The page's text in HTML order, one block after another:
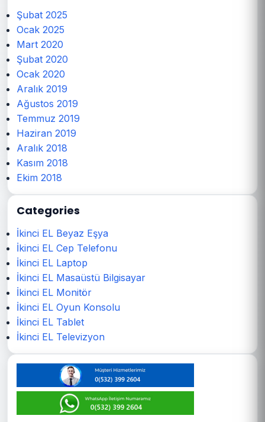
Şubat 2025
Ocak 2025
Mart 2020
Şubat 2020
Ocak 2020
Aralık 2019
Ağustos 2019
Temmuz 2019
Haziran 2019
Aralık 2018
Kasım 2018
Ekim 2018
Categories
İkinci EL Beyaz Eşya
İkinci EL Cep Telefonu
İkinci EL Laptop
İkinci EL Masaüstü Bilgisayar
İkinci EL Monitör
İkinci EL Oyun Konsolu
İkinci EL Tablet
İkinci EL Televizyon